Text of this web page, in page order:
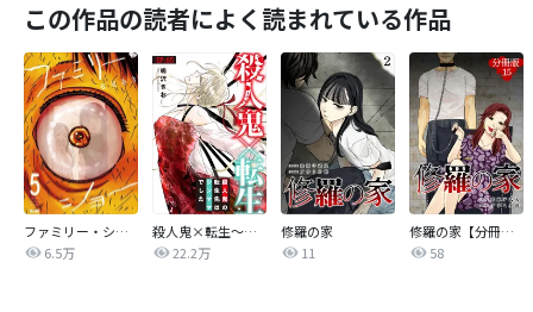
この作品の読者によく読まれている作品
ファミリー・ショー
6.5万
殺人鬼×転生～殺人鬼の転生先はシンママでした～
22.2万
修羅の家
11
修羅の家【分冊版】
58